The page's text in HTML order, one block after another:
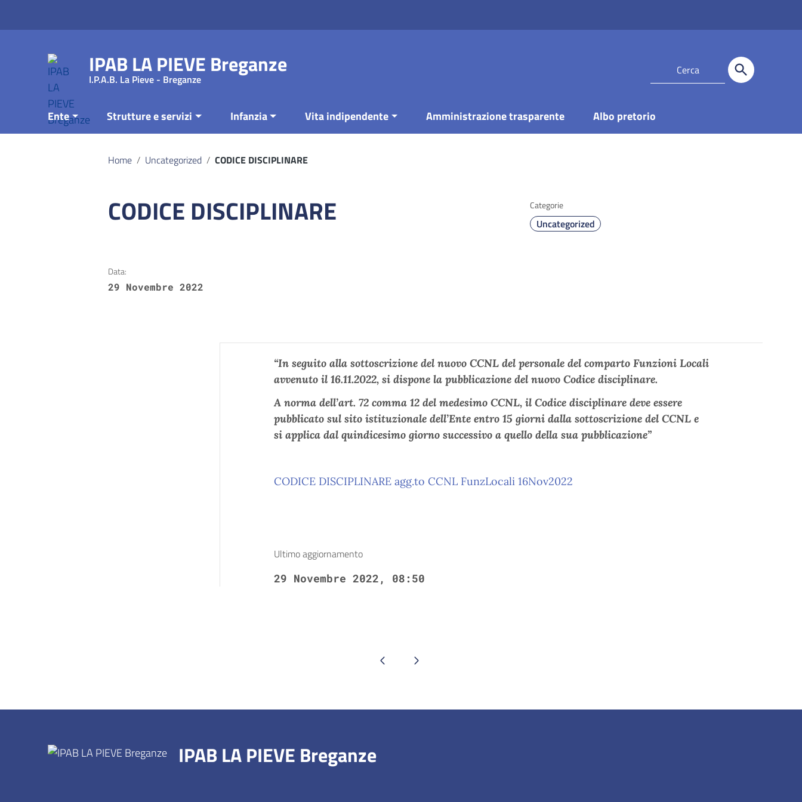
IPAB LA PIEVE Breganze
I.P.A.B. La Pieve - Breganze
Ente Strutture e servizi Infanzia Vita indipendente Amministrazione trasparente Albo pretorio
Home / Uncategorized / CODICE DISCIPLINARE
CODICE DISCIPLINARE Categorie
Uncategorized
Data:
29 Novembre 2022
“In seguito alla sottoscrizione del nuovo CCNL del personale del comparto Funzioni Locali
avvenuto il 16.11.2022, si dispone la pubblicazione del nuovo Codice disciplinare.
A norma dell’art. 72 comma 12 del medesimo CCNL, il Codice disciplinare deve essere
pubblicato sul sito istituzionale dell’Ente entro 15 giorni dalla sottoscrizione del CCNL e
si applica dal quindicesimo giorno successivo a quello della sua pubblicazione”
CODICE DISCIPLINARE agg.to CCNL FunzLocali 16Nov2022
Ultimo aggiornamento
29 Novembre 2022, 08:50
Pagina precedentePagina successiva
IPAB LA PIEVE Breganze